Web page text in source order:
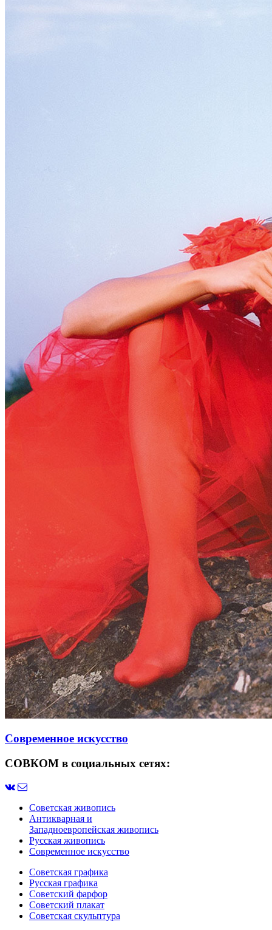
Современное искусство
СОВКОМ в социальных сетях:
Советская живопись
Антикварная и
Западноевропейская живопись
Русская живопись
Современное искусство
Советская графика
Русская графика
Советский фарфор
Советский плакат
Советская скульптура